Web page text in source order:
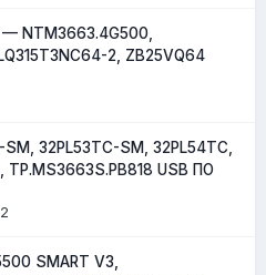
— NTM3663.4G500,
2, ZB25VQ64
SM, 32PL53TC-SM, 32PL54TC,
TP.MS3663S.PB818 USB ПО
2
SMART V3,